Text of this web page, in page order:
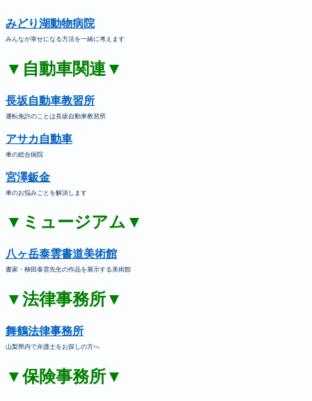
みどり湖動物病院
みんなが幸せになる方法を一緒に考えます
▼自動車関連▼
長坂自動車教習所
運転免許のことは長坂自動車教習所
アサカ自動車
車の総合病院
宮澤鈑金
車のお悩みごとを解決します
▼ミュージアム▼
八ヶ岳泰雲書道美術館
書家・柳田泰雲先生の作品を展示する美術館
▼法律事務所▼
舞鶴法律事務所
山梨県内で弁護士をお探しの方へ
▼保険事務所▼